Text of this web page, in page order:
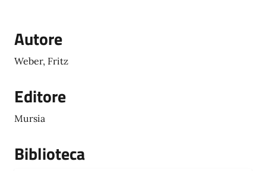
Autore
Weber, Fritz
Editore
Mursia
Biblioteca